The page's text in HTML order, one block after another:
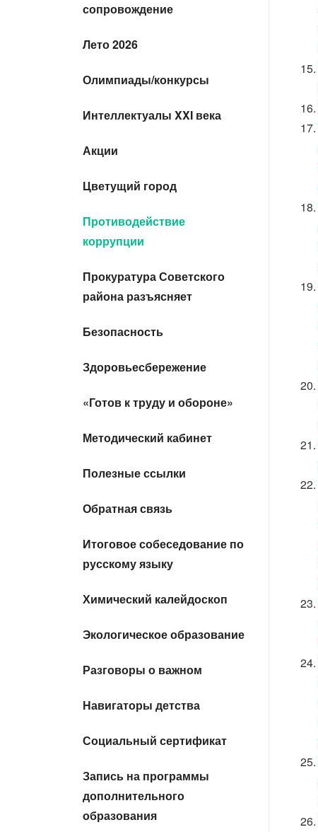
сопровождение
Лето 2026
Олимпиады/конкурсы
Интеллектуалы XXI века
Акции
Цветущий город
Противодействие
коррупции
Прокуратура Советского
района разъясняет
Безопасность
Здоровьесбережение
«Готов к труду и обороне»
Методический кабинет
Полезные ссылки
Обратная связь
Итоговое собеседование по
русскому языку
Химический калейдоскоп
Экологическое образование
Разговоры о важном
Навигаторы детства
Социальный сертификат
Запись на программы
дополнительного
образования